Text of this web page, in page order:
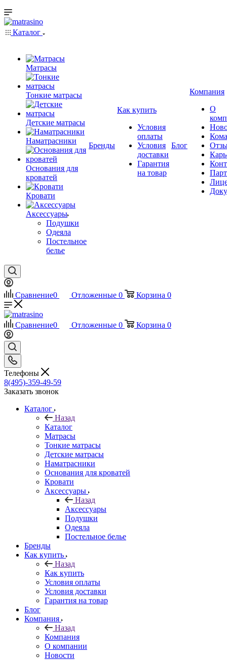
Каталог
Матрасы
Тонкие матрасы
Детские матрасы
Наматрасники
Основания для
кроватей
Кровати
Аксессуары
Подушки
Одеяла
Постельное
белье
Бренды
Как купить
Условия
оплаты
Условия
доставки
Гарантия
на товар
Блог
Компания
О
Сравнение0 Отложенные 0 Корзина 0
Сравнение0 Отложенные 0 Корзина 0
Телефоны
8(495)-359-49-59
Заказать звонок
Каталог
Назад
Каталог
Матрасы
Тонкие матрасы
Детские матрасы
Наматрасники
Основания для кроватей
Кровати
Аксессуары
Назад
Аксессуары
Подушки
Одеяла
Постельное белье
Бренды
Как купить
Назад
Как купить
Условия оплаты
Условия доставки
Гарантия на товар
Блог
Компания
Назад
Компания
О компании
Новости